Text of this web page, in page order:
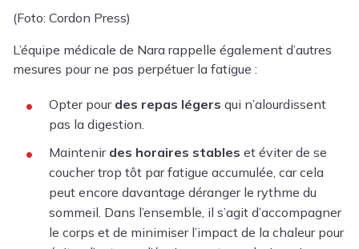
(Foto: Cordon Press)
L’équipe médicale de Nara rappelle également d’autres
mesures pour ne pas perpétuer la fatigue :
Opter pour des repas légers qui n’alourdissent
pas la digestion.
Maintenir des horaires stables et éviter de se
coucher trop tôt par fatigue accumulée, car cela
peut encore davantage déranger le rythme du
sommeil. Dans l’ensemble, il s’agit d’accompagner
le corps et de minimiser l’impact de la chaleur pour